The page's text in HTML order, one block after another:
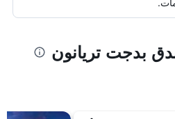
بدجت تريانون